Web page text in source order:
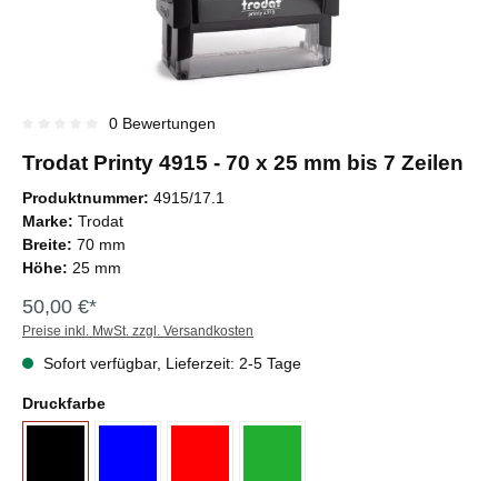
0 Bewertungen
Trodat Printy 4915 - 70 x 25 mm bis 7 Zeilen
Produktnummer: 4915/17.1
Marke: Trodat
Breite: 70 mm
Höhe: 25 mm
50,00 €*
Preise inkl. MwSt. zzgl. Versandkosten
Sofort verfügbar, Lieferzeit: 2-5 Tage
Druckfarbe